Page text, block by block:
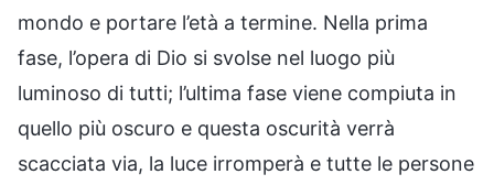
mondo e portare l’età a termine. Nella prima
fase, l’opera di Dio si svolse nel luogo più
luminoso di tutti; l’ultima fase viene compiuta in
quello più oscuro e questa oscurità verrà
scacciata via, la luce irromperà e tutte le persone